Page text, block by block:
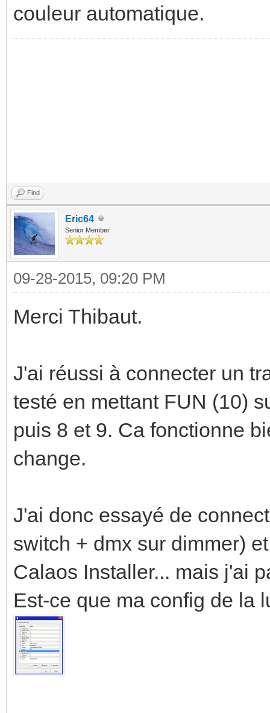
couleur automatique.
Find
Eric64
Senior Member
09-28-2015, 09:20 PM
Merci Thibaut.
J'ai réussi à connecter un
testé en mettant FUN (10)
puis 8 et 9. Ca fonctionne
change.
J'ai donc essayé de
switch + dmx sur dimmer)
Calaos Installer... mais j'ai
Est-ce que ma config de la